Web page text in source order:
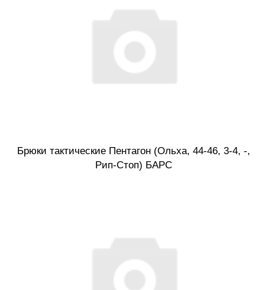
Брюки тактические Пентагон (Ольха, 44-46, 3-4, -,
Рип-Стоп) БАРС